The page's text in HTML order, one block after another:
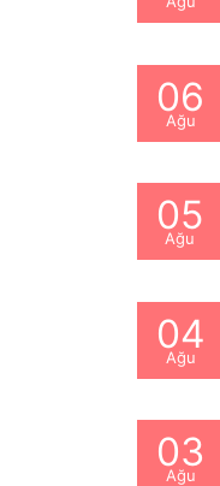
06
Ağu
05
Ağu
04
Ağu
03
Ağu